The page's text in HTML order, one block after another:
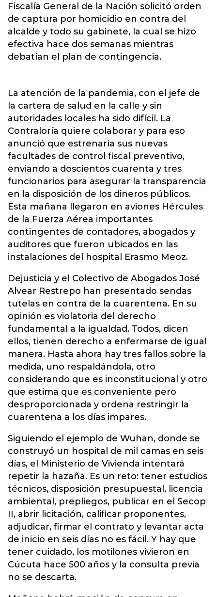
Fiscalía General de la Nación solicitó orden
de captura por homicidio en contra del
alcalde y todo su gabinete, la cual se hizo
efectiva hace dos semanas mientras
debatían el plan de contingencia.
La atención de la pandemia, con el jefe de
la cartera de salud en la calle y sin
autoridades locales ha sido difícil. La
Contraloría quiere colaborar y para eso
anunció que estrenaría sus nuevas
facultades de control fiscal preventivo,
enviando a doscientos cuarenta y tres
funcionarios para asegurar la transparencia
en la disposición de los dineros públicos.
Esta mañana llegaron en aviones Hércules
de la Fuerza Aérea importantes
contingentes de contadores, abogados y
auditores que fueron ubicados en las
instalaciones del hospital Erasmo Meoz.
Dejusticia y el Colectivo de Abogados José
Alvear Restrepo han presentado sendas
tutelas en contra de la cuarentena. En su
opinión es violatoria del derecho
fundamental a la igualdad. Todos, dicen
ellos, tienen derecho a enfermarse de igual
manera. Hasta ahora hay tres fallos sobre la
medida, uno respaldándola, otro
considerando que es inconstitucional y otro
que estima que es conveniente pero
desproporcionada y ordena restringir la
cuarentena a los días impares.
Siguiendo el ejemplo de Wuhan, donde se
construyó un hospital de mil camas en seis
días, el Ministerio de Vivienda intentará
repetir la hazaña. Es un reto: tener estudios
técnicos, disposición presupuestal, licencia
ambiental, prepliegos, publicar en el Secop
II, abrir licitación, calificar proponentes,
adjudicar, firmar el contrato y levantar acta
de inicio en seis días no es fácil. Y hay que
tener cuidado, los motilones vivieron en
Cúcuta hace 500 años y la consulta previa
no se descarta.